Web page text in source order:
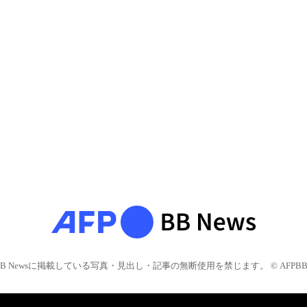
Newsに掲載している写真・見出し・記事の無断使用を禁じます。 © AFPBB